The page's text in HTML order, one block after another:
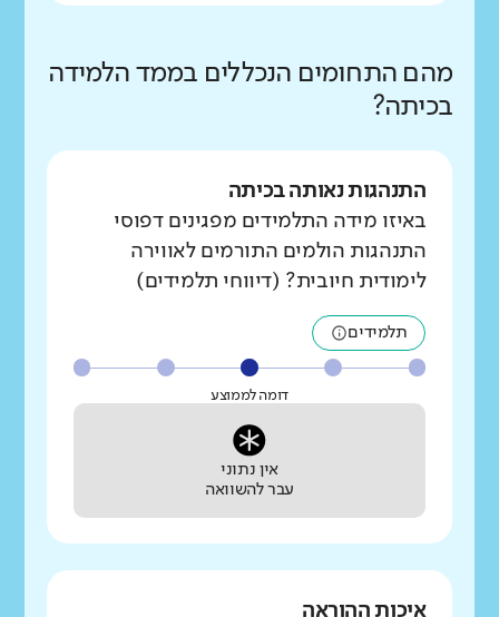
מהם התחומים הנכללים בממד הלמידה
בכיתה?
התנהגות נאותה בכיתה
באיזו מידה התלמידים מפגינים דפוסי
התנהגות הולמים התורמים לאווירה
לימודית חיובית? (דיווחי תלמידים)
תלמידים
דומה לממוצע
אין נתוני
עבר להשוואה
איכות ההוראה